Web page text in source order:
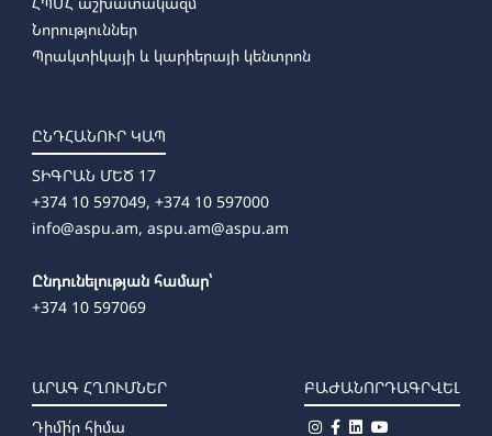
Նորություններ
Պրակտիկայի և կարիերայի կենտրոն
ԸՆԴՀԱՆՈՒՐ ԿԱՊ
ՏԻԳՐԱՆ ՄԵԾ 17
+374 10 597049, +374 10 597000
info@aspu.am, aspu.am@aspu.am
Ընդունելության համար՝
+374 10 597069
ԱՐԱԳ ՀՂՈՒՄՆԵՐ
Դիմի՛ր հիմա
ԲԱԺԱՆՈՐԴԱԳՐՎԵԼ